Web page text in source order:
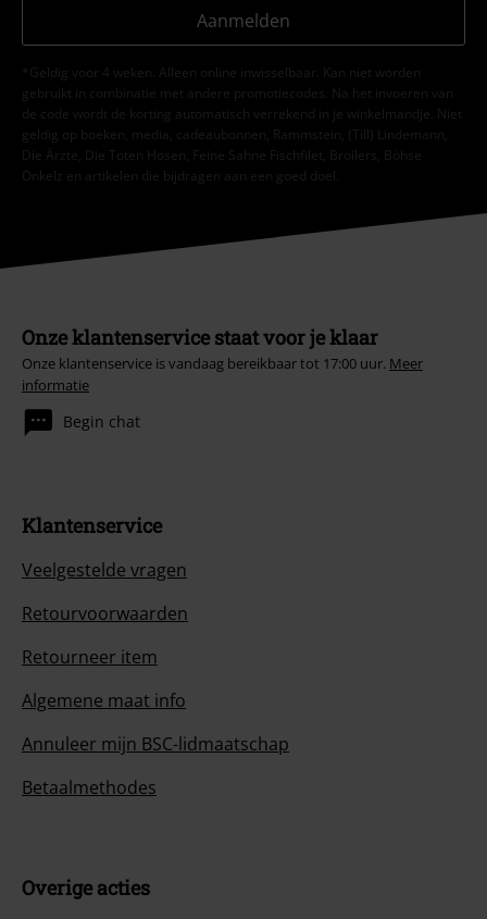
Aanmelden
*Geldig voor 4 weken. Alleen online inwisselbaar. Kan niet worden
gebruikt in combinatie met andere promotiecodes. Na het invoeren van
de code wordt de korting automatisch verrekend in je winkelmandje. Niet
geldig op boeken, media, cadeaubonnen, Rammstein, (Till) Lindemann,
Die Ärzte, Die Toten Hosen, Feine Sahne Fischfilet, Broilers, Böhse
Onkelz en artikelen die bijdragen aan een goed doel.
Onze klantenservice staat voor je klaar
Onze klantenservice is vandaag bereikbaar tot 17:00 uur. Meer
informatie
Begin chat
Klantenservice
Veelgestelde vragen
Retourvoorwaarden
Retourneer item
Algemene maat info
Annuleer mijn BSC-lidmaatschap
Betaalmethodes
Overige acties